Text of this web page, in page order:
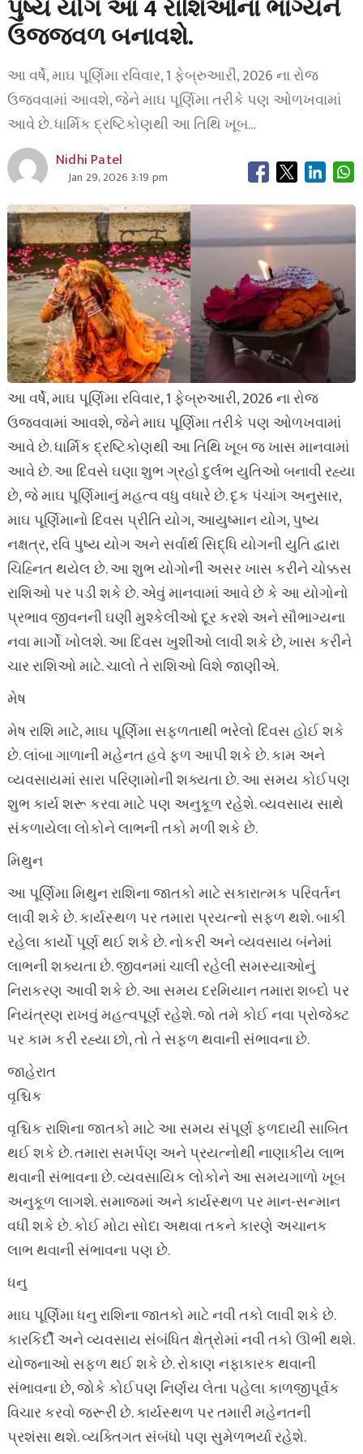
પુષ્ય યોગ આ 4 રાશિઓના ભાગ્યને
ઉજ્જવળ બનાવશે.
આ વર્ષે, માઘ પૂર્ણિમા રવિવાર, 1 ફેબ્રુઆરી, 2026 ના રોજ
ઉજવવામાં આવશે, જેને માઘ પૂર્ણિમા તરીકે પણ ઓળખવામાં
આવે છે. ધાર્મિક દ્રષ્ટિકોણથી આ તિથિ ખૂબ…
Nidhi Patel
Jan 29, 2026 3:19 pm
આ વર્ષે, માઘ પૂર્ણિમા રવિવાર, 1 ફેબ્રુઆરી, 2026 ના રોજ
ઉજવવામાં આવશે, જેને માઘ પૂર્ણિમા તરીકે પણ ઓળખવામાં
આવે છે. ધાર્મિક દ્રષ્ટિકોણથી આ તિથિ ખૂબ જ ખાસ માનવામાં
આવે છે. આ દિવસે ઘણા શુભ ગ્રહો દુર્લભ યુતિઓ બનાવી રહ્યા
છે, જે માઘ પૂર્ણિમાનું મહત્વ વધુ વધારે છે. દૃક પંચાંગ અનુસાર,
માઘ પૂર્ણિમાનો દિવસ પ્રીતિ યોગ, આયુષ્માન યોગ, પુષ્ય
નક્ષત્ર, રવિ પુષ્ય યોગ અને સર્વાર્થ સિદ્ધિ યોગની યુતિ દ્વારા
ચિહ્નિત થયેલ છે. આ શુભ યોગોની અસર ખાસ કરીને ચોક્કસ
રાશિઓ પર પડી શકે છે. એવું માનવામાં આવે છે કે આ યોગોનો
પ્રભાવ જીવનની ઘણી મુશ્કેલીઓ દૂર કરશે અને સૌભાગ્યના
નવા માર્ગો ખોલશે. આ દિવસ ખુશીઓ લાવી શકે છે, ખાસ કરીને
ચાર રાશિઓ માટે. ચાલો તે રાશિઓ વિશે જાણીએ.
મેષ
મેષ રાશિ માટે, માઘ પૂર્ણિમા સફળતાથી ભરેલો દિવસ હોઈ શકે
છે. લાંબા ગાળાની મહેનત હવે ફળ આપી શકે છે. કામ અને
વ્યવસાયમાં સારા પરિણામોની શક્યતા છે. આ સમય કોઈપણ
શુભ કાર્ય શરૂ કરવા માટે પણ અનુકૂળ રહેશે. વ્યવસાય સાથે
સંકળાયેલા લોકોને લાભની તકો મળી શકે છે.
મિથુન
આ પૂર્ણિમા મિથુન રાશિના જાતકો માટે સકારાત્મક પરિવર્તન
લાવી શકે છે. કાર્યસ્થળ પર તમારા પ્રયત્નો સફળ થશે. બાકી
રહેલા કાર્યો પૂર્ણ થઈ શકે છે. નોકરી અને વ્યવસાય બંનેમાં
લાભની શક્યતા છે. જીવનમાં ચાલી રહેલી સમસ્યાઓનું
નિરાકરણ આવી શકે છે. આ સમય દરમિયાન તમારા શબ્દો પર
નિયંત્રણ રાખવું મહત્વપૂર્ણ રહેશે. જો તમે કોઈ નવા પ્રોજેક્ટ
પર કામ કરી રહ્યા છો, તો તે સફળ થવાની સંભાવના છે.
જાહેરાત
વૃશ્ચિક
વૃશ્ચિક રાશિના જાતકો માટે આ સમય સંપૂર્ણ ફળદાયી સાબિત
થઈ શકે છે. તમારા સમર્પણ અને પ્રયત્નોથી નાણાકીય લાભ
થવાની સંભાવના છે. વ્યવસાયિક લોકોને આ સમયગાળો ખૂબ
અનુકૂળ લાગશે. સમાજમાં અને કાર્યસ્થળ પર માન-સન્માન
વધી શકે છે. કોઈ મોટા સોદા અથવા તકને કારણે અચાનક
લાભ થવાની સંભાવના પણ છે.
ધનુ
માઘ પૂર્ણિમા ધનુ રાશિના જાતકો માટે નવી તકો લાવી શકે છે.
કારકિર્દી અને વ્યવસાય સંબંધિત ક્ષેત્રોમાં નવી તકો ઊભી થશે.
યોજનાઓ સફળ થઈ શકે છે. રોકાણ નફાકારક થવાની
સંભાવના છે, જોકે કોઈપણ નિર્ણય લેતા પહેલા કાળજીપૂર્વક
વિચાર કરવો જરૂરી છે. કાર્યસ્થળ પર તમારી મહેનતની
પ્રશંસા થશે. વ્યક્તિગત સંબંધો પણ સુમેળભર્યા રહેશે.